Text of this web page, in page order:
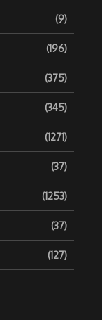
(9)
(196)
(375)
(345)
(1271)
(37)
(1253)
(37)
(127)